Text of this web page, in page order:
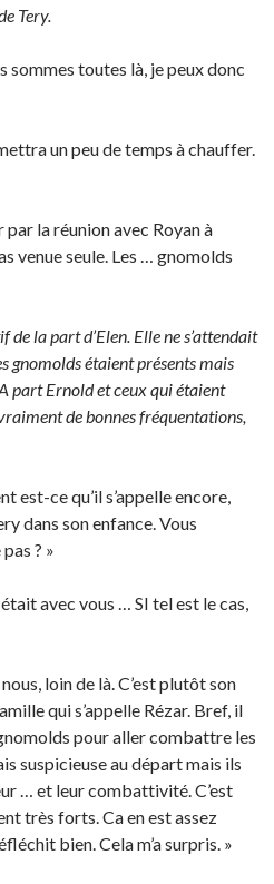
Tery.
sommes toutes là, je peux donc
un peu de temps à chauffer.
la réunion avec Royan à
venue seule. Les … gnomolds
la part d’Elen. Elle ne s’attendait
gnomolds étaient présents mais
part Ernold et ceux qui étaient
de bonnes fréquentations,
est-ce qu’il s’appelle encore,
dans son enfance. Vous
? »
avec vous … SI tel est le cas,
loin de là. C’est plutôt son
qui s’appelle Rézar. Bref, il
pour aller combattre les
suspicieuse au départ mais ils
… et leur combattivité. C’est
très forts. Ca en est assez
bien. Cela m’a surpris. »